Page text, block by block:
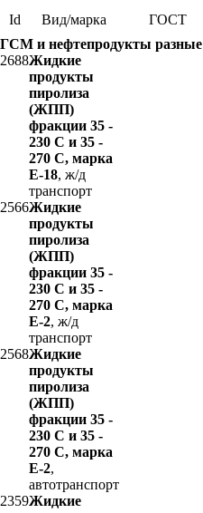
Id Вид/марка ГОСТ
ГСМ и нефтепродукты разные
2688Жидкие
продукты
пиролиза
(ЖПП)
фракции 35 -
230 С и 35 -
270 С, марка
Е-18, ж/д
транспорт
2566Жидкие
продукты
пиролиза
(ЖПП)
фракции 35 -
230 С и 35 -
270 С, марка
Е-2, ж/д
транспорт
2568Жидкие
продукты
пиролиза
(ЖПП)
фракции 35 -
230 С и 35 -
270 С, марка
Е-2,
автотранспорт
2359Жидкие